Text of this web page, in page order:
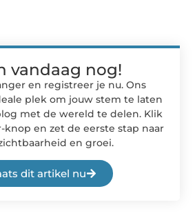
vandaag nog!
en registreer je nu. Ons
plek om jouw stem te laten
met de wereld te delen. Klik
knop en zet de eerste stap naar
en groei.
dit artikel nu